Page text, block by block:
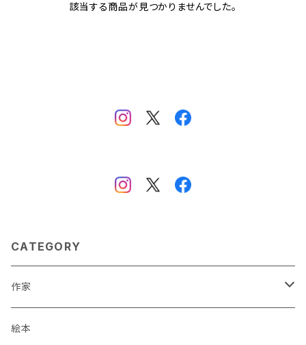
該当する商品が見つかりませんでした。
CATEGORY
作家
蒼川わか
絵本